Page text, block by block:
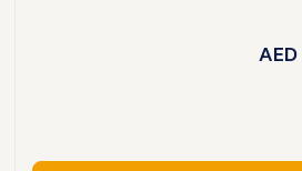
AED